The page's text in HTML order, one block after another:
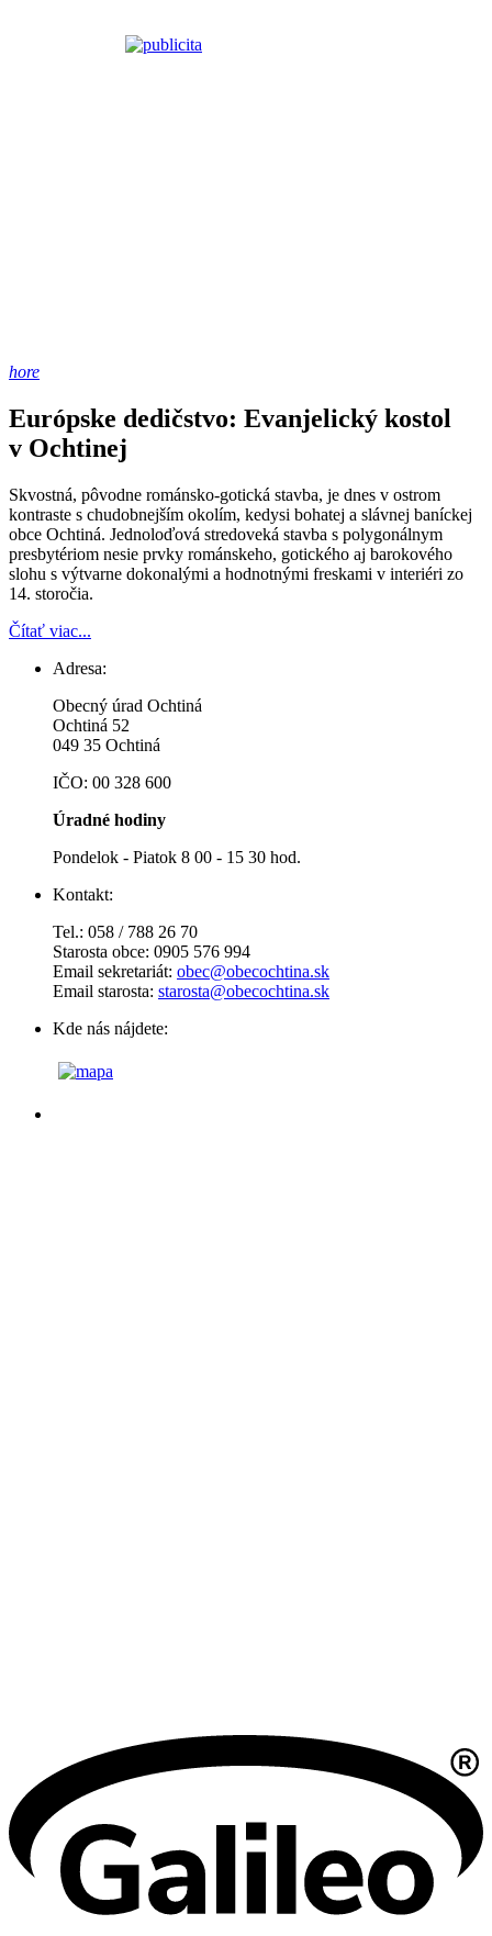
hore
Európske dedičstvo: Evanjelický kostol
v Ochtinej
Skvostná, pôvodne románsko-gotická stavba, je dnes v ostrom
kontraste s chudobnejším okolím, kedysi bohatej a slávnej baníckej
obce Ochtiná. Jednoloďová stredoveká stavba s polygonálnym
presbytériom nesie prvky románskeho, gotického aj barokového
slohu s výtvarne dokonalými a hodnotnými freskami v interiéri zo
14. storočia.
Čítať viac...
Adresa:
Obecný úrad Ochtiná
Ochtiná 52
049 35 Ochtiná
IČO: 00 328 600
Úradné hodiny
Pondelok - Piatok 8 00 - 15 30 hod.
Kontakt:
Tel.: 058 / 788 26 70
Starosta obce: 0905 576 994
Email sekretariát: obec@obecochtina.sk
Email starosta: starosta@obecochtina.sk
Kde nás nájdete: